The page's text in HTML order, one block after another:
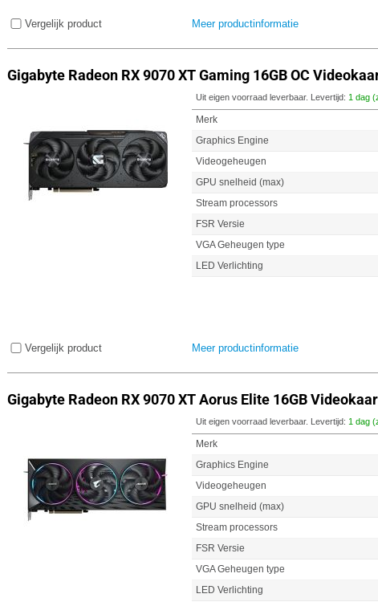
Vergelijk product Meer productinformatie
Gigabyte Radeon RX 9070 XT Gaming 16GB OC
Uit eigen voorraad leverbaar. Levertijd: 1 dag
Merk
Graphics Engine
Videogeheugen
GPU snelheid (max)
Stream processors
FSR Versie
VGA Geheugen type
LED Verlichting
Vergelijk product Meer productinformatie
Gigabyte Radeon RX 9070 XT Aorus Elite 16GB
Uit eigen voorraad leverbaar. Levertijd: 1 dag
Merk
Graphics Engine
Videogeheugen
GPU snelheid (max)
Stream processors
FSR Versie
VGA Geheugen type
LED Verlichting